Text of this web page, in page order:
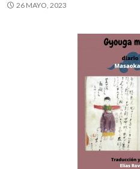
26 MAYO, 2023